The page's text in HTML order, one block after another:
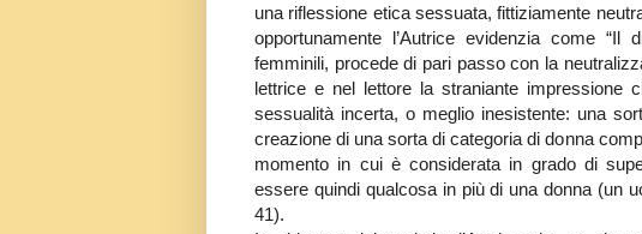
una riflessione etica sessuata, fittiziamente
opportunamente l’Autrice evidenzia come
femminili, procede di pari passo con la
lettrice e nel lettore la straniante impressione
sessualità incerta, o meglio inesistente: una
creazione di una sorta di categoria di donna
momento in cui è considerata in grado di
essere quindi qualcosa in più di una donna (un
41).